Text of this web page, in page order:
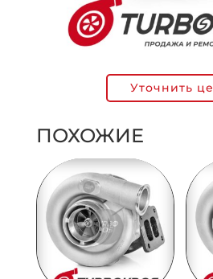
Уточнить
ПОХОЖИЕ